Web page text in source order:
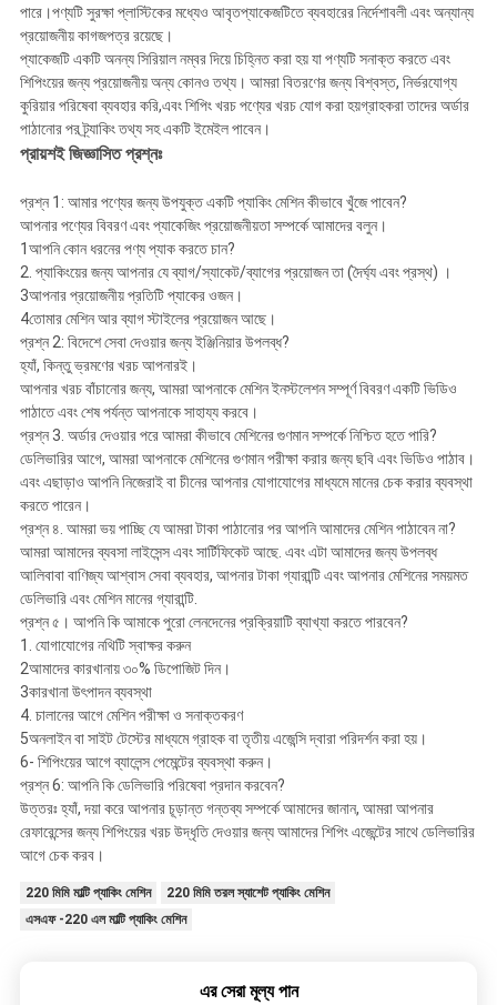
পারে।পণ্যটি সুরক্ষা প্লাস্টিকের মধ্যেও আবৃতপ্যাকেজটিতে ব্যবহারের নির্দেশাবলী এবং অন্যান্য
প্রয়োজনীয় কাগজপত্র রয়েছে।
প্যাকেজটি একটি অনন্য সিরিয়াল নম্বর দিয়ে চিহ্নিত করা হয় যা পণ্যটি সনাক্ত করতে এবং
শিপিংয়ের জন্য প্রয়োজনীয় অন্য কোনও তথ্য। আমরা বিতরণের জন্য বিশ্বস্ত, নির্ভরযোগ্য
কুরিয়ার পরিষেবা ব্যবহার করি,এবং শিপিং খরচ পণ্যের খরচ যোগ করা হয়গ্রাহকরা তাদের অর্ডার
পাঠানোর পর ট্র্যাকিং তথ্য সহ একটি ইমেইল পাবেন।
প্রায়শই জিজ্ঞাসিত প্রশ্নঃ
প্রশ্ন 1: আমার পণ্যের জন্য উপযুক্ত একটি প্যাকিং মেশিন কীভাবে খুঁজে পাবেন?
আপনার পণ্যের বিবরণ এবং প্যাকেজিং প্রয়োজনীয়তা সম্পর্কে আমাদের বলুন।
1আপনি কোন ধরনের পণ্য প্যাক করতে চান?
2. প্যাকিংয়ের জন্য আপনার যে ব্যাগ/স্যাকেট/ব্যাগের প্রয়োজন তা (দৈর্ঘ্য এবং প্রস্থ) ।
3আপনার প্রয়োজনীয় প্রতিটি প্যাকের ওজন।
4তোমার মেশিন আর ব্যাগ স্টাইলের প্রয়োজন আছে।
প্রশ্ন 2: বিদেশে সেবা দেওয়ার জন্য ইঞ্জিনিয়ার উপলব্ধ?
হ্যাঁ, কিন্তু ভ্রমণের খরচ আপনারই।
আপনার খরচ বাঁচানোর জন্য, আমরা আপনাকে মেশিন ইনস্টলেশন সম্পূর্ণ বিবরণ একটি ভিডিও
পাঠাতে এবং শেষ পর্যন্ত আপনাকে সাহায্য করবে।
প্রশ্ন 3. অর্ডার দেওয়ার পরে আমরা কীভাবে মেশিনের গুণমান সম্পর্কে নিশ্চিত হতে পারি?
ডেলিভারির আগে, আমরা আপনাকে মেশিনের গুণমান পরীক্ষা করার জন্য ছবি এবং ভিডিও পাঠাব।
এবং এছাড়াও আপনি নিজেরাই বা চীনের আপনার যোগাযোগের মাধ্যমে মানের চেক করার ব্যবস্থা
করতে পারেন।
প্রশ্ন ৪. আমরা ভয় পাচ্ছি যে আমরা টাকা পাঠানোর পর আপনি আমাদের মেশিন পাঠাবেন না?
আমরা আমাদের ব্যবসা লাইসেন্স এবং সার্টিফিকেট আছে. এবং এটা আমাদের জন্য উপলব্ধ
আলিবাবা বাণিজ্য আশ্বাস সেবা ব্যবহার, আপনার টাকা গ্যারান্টি এবং আপনার মেশিনের সময়মত
ডেলিভারি এবং মেশিন মানের গ্যারান্টি.
প্রশ্ন ৫। আপনি কি আমাকে পুরো লেনদেনের প্রক্রিয়াটি ব্যাখ্যা করতে পারবেন?
1. যোগাযোগের নথিটি স্বাক্ষর করুন
2আমাদের কারখানায় ৩০% ডিপোজিট দিন।
3কারখানা উৎপাদন ব্যবস্থা
4. চালানের আগে মেশিন পরীক্ষা ও সনাক্তকরণ
5অনলাইন বা সাইট টেস্টের মাধ্যমে গ্রাহক বা তৃতীয় এজেন্সি দ্বারা পরিদর্শন করা হয়।
6- শিপিংয়ের আগে ব্যালেন্স পেমেন্টের ব্যবস্থা করুন।
প্রশ্ন 6: আপনি কি ডেলিভারি পরিষেবা প্রদান করবেন?
উত্তরঃ হ্যাঁ, দয়া করে আপনার চূড়ান্ত গন্তব্য সম্পর্কে আমাদের জানান, আমরা আপনার
রেফারেন্সের জন্য শিপিংয়ের খরচ উদ্ধৃতি দেওয়ার জন্য আমাদের শিপিং এজেন্টের সাথে ডেলিভারির
আগে চেক করব।
220 মিমি মাল্টি প্যাকিং মেশিন
220 মিমি তরল স্যাশেট প্যাকিং মেশিন
এসএফ -220 এল মাল্টি প্যাকিং মেশিন
এর সেরা মূল্য পান